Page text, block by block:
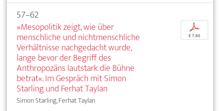
57–62
»Mesopolitik zeigt, wie über
menschliche und nichtmenschliche
Verhältnisse nachgedacht wurde,
lange bevor der Begriff des
Anthropozäns lautstark die Bühne
betrat«. Im Gespräch mit Simon
Starling und Ferhat Taylan
Simon Starling, Ferhat Taylan
p
€ 7,95